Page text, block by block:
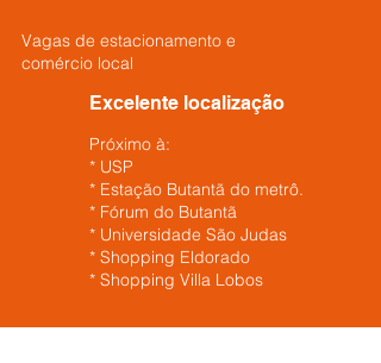
Vagas de estacionamento e
comércio local
Excelente localização
Próximo à:
* USP
* Estação Butantã do metrô.
* Fórum do Butantã
* Universidade São Judas
* Shopping Eldorado
* Shopping Villa Lobos